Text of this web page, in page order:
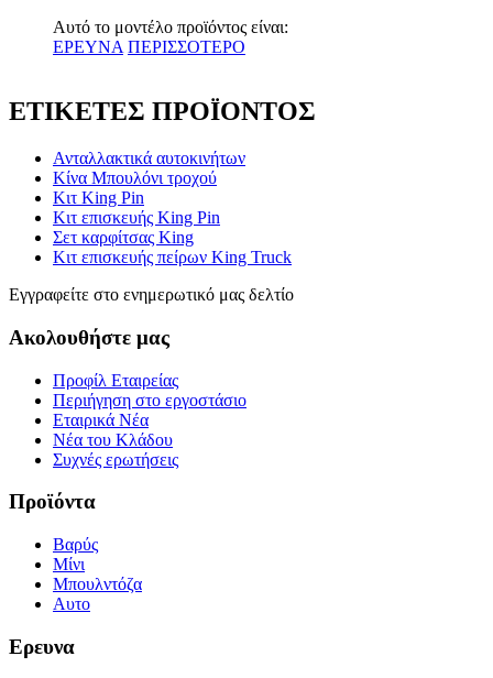
Αυτό το μοντέλο προϊόντος είναι:
ΕΡΕΥΝΑ ΠΕΡΙΣΣΟΤΕΡΟ
ΕΤΙΚΕΤΕΣ ΠΡΟΪΟΝΤΟΣ
Ανταλλακτικά αυτοκινήτων
Κίνα Μπουλόνι τροχού
Κιτ King Pin
Κιτ επισκευής King Pin
Σετ καρφίτσας King
Κιτ επισκευής πείρων King Truck
Εγγραφείτε στο ενημερωτικό μας δελτίο
Ακολουθήστε μας
Προφίλ Εταιρείας
Περιήγηση στο εργοστάσιο
Εταιρικά Νέα
Νέα του Κλάδου
Συχνές ερωτήσεις
Προϊόντα
Βαρύς
Μίνι
Μπουλντόζα
Αυτο
Ερευνα